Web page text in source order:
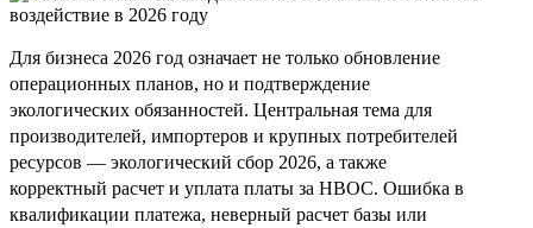
Для бизнеса 2026 год означает не только обновление
операционных планов, но и подтверждение
экологических обязанностей. Центральная тема для
производителей, импортеров и крупных потребителей
ресурсов — экологический сбор 2026, а также
корректный расчет и уплата платы за НВОС. Ошибка в
квалификации платежа, неверный расчет базы или